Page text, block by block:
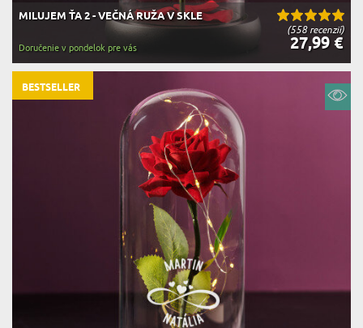
(558 recenzií)
MILUJEM ŤA 2 - VEČNÁ RUŽA V SKLE
27,99 €
Doručenie v pondelok pre vás
BESTSELLER